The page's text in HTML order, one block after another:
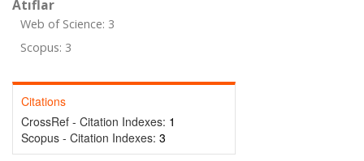
Atıflar
Web of Science: 3
Scopus: 3
Citations
CrossRef - Citation Indexes: 1
Scopus - Citation Indexes: 3